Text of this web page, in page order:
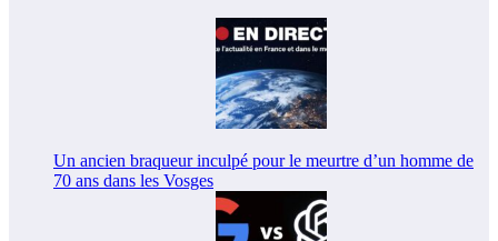
Un ancien braqueur inculpé pour le meurtre d’un homme de
70 ans dans les Vosges